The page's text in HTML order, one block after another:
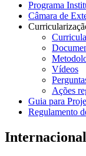
Programa
Câmara de
Vídeos
Ações
Guia para
Regulamento
Internacional